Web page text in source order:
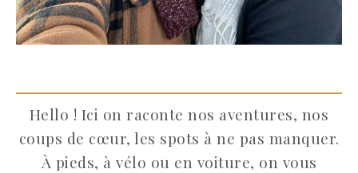
Hello ! Ici on raconte nos aventures, nos
coups de cœur, les spots à ne pas manquer.
À pieds, à vélo ou en voiture, on vous